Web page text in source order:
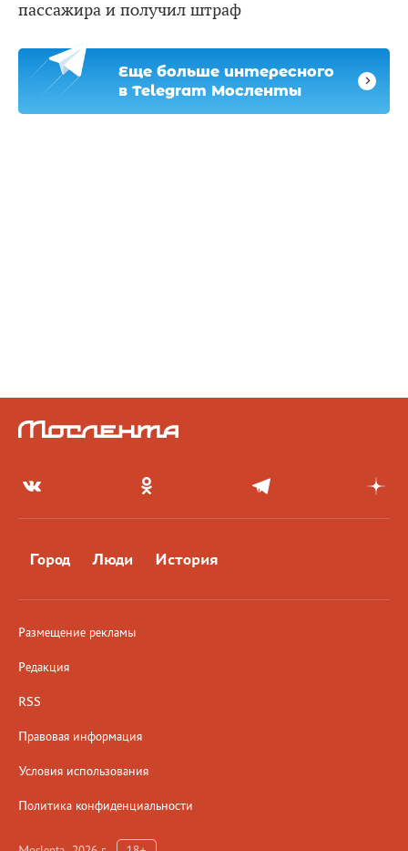
пассажира и получил штраф
Еще больше интересного
в Telegram Мосленты
Город Люди История
Размещение рекламы
Редакция
RSS
Правовая информация
Условия использования
Политика конфиденциальности